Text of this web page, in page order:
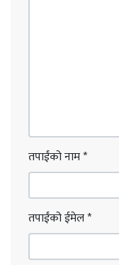
तपाईंको नाम*
तपाईंको ईमेल*